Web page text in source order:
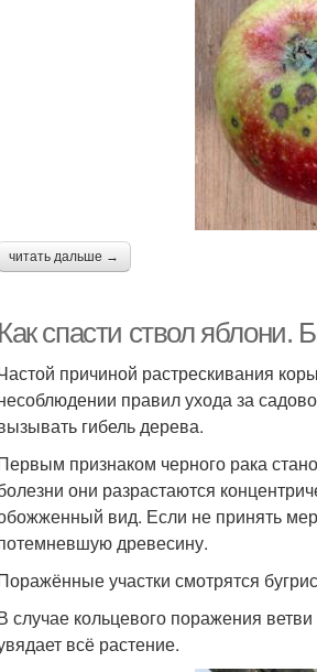
читать дальше →
Как спасти ствол яблони.
причиной растрескивания
правил ухода за
гибель дерева.
признаком черного рака
они разрастаются
вид. Если не принять
древесину.
участки смотрятся
случае кольцевого поражения
всё растение.